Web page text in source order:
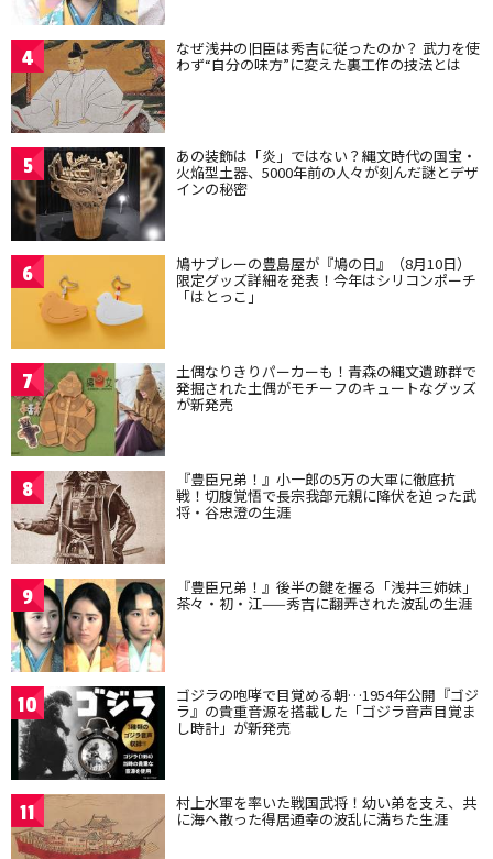
4 なぜ浅井の旧臣は秀吉に従ったのか？ 武力を使
わず“自分の味方”に変えた裏工作の技法とは
5 あの装飾は「炎」ではない？縄文時代の国宝・
火焔型土器、5000年前の人々が刻んだ謎とデザ
インの秘密
6 鳩サブレーの豊島屋が『鳩の日』（8月10日）
限定グッズ詳細を発表！今年はシリコンポーチ
「はとっこ」
7 土偶なりきりパーカーも！青森の縄文遺跡群で
発掘された土偶がモチーフのキュートなグッズ
が新発売
8 『豊臣兄弟！』小一郎の5万の大軍に徹底抗
戦！切腹覚悟で長宗我部元親に降伏を迫った武
将・谷忠澄の生涯
9 『豊臣兄弟！』後半の鍵を握る「浅井三姉妹」
茶々・初・江——秀吉に翻弄された波乱の生涯
10 ゴジラの咆哮で目覚める朝…1954年公開『ゴジ
ラ』の貴重音源を搭載した「ゴジラ音声目覚ま
し時計」が新発売
11 村上水軍を率いた戦国武将！幼い弟を支え、共
に海へ散った得居通幸の波乱に満ちた生涯